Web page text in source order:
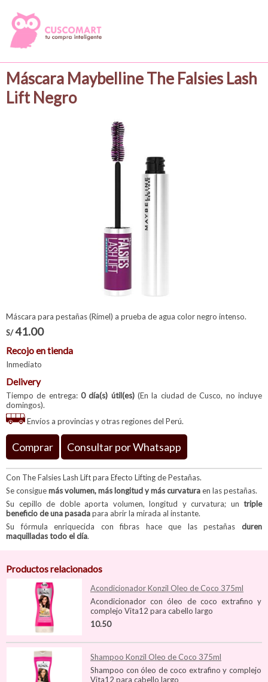
Máscara Maybelline The Falsies Lash
Lift Negro
Máscara para pestañas (Rímel) a prueba de agua color negro intenso.
S/41.00
Recojo en tienda
Inmediato
Delivery
Tiempo de entrega: 0 día(s) útil(es) (En la ciudad de Cusco, no incluye
domingos).
Envíos a provincias y otras regiones del Perú.
Comprar Consultar por Whatsapp
Con The Falsies Lash Lift para Efecto Lifting de Pestañas.
Se consiguemás volumen, más longitud y más curvaturaen las pestañas.
Su cepillo de doble aporta volumen, longitud y curvatura; un triple
beneficio de una pasadapara abrir la mirada al instante.
Su fórmula enriquecida con fibras hace que las pestañas duren
maquilladas todo el día.
Productos relacionados
Acondicionador Konzil Oleo de Coco 375ml
Acondicionador con óleo de coco extrafino y
complejo Vita12 para cabello largo
10.50
Shampoo Konzil Oleo de Coco 375ml
Shampoo con óleo de coco extrafino y complejo
Vita12 para cabello largo